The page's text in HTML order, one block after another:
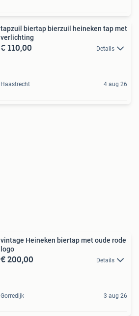
tapzuil biertap bierzuil heineken tap met
verlichting
€ 110,00 Details
Haastrecht 4 aug 26
vintage Heineken biertap met oude rode
logo
€ 200,00 Details
Gorredijk 3 aug 26